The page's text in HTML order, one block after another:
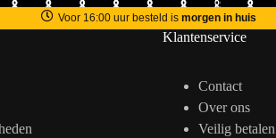
Voor 16:00 uur besteld ismorgen in huis
Klantenservice
Contact
Over ons
Veilig betalen